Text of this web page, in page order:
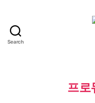
Search
프로